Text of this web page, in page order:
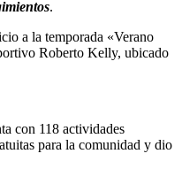
.
a la temporada «Verano
Roberto Kelly, ubicado
con 118 actividades
para la comunidad y dio